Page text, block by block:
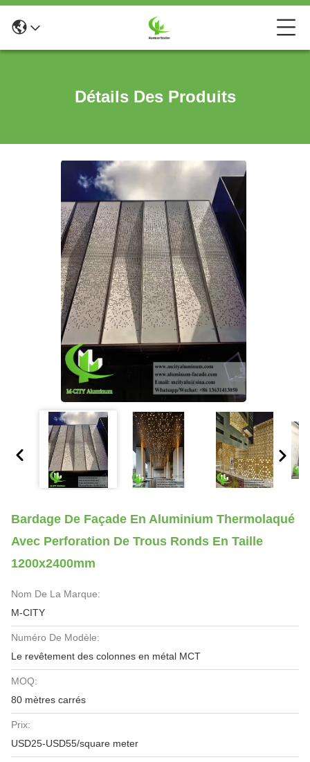
Détails Des Produits
Bardage De Façade En Aluminium Thermolaqué
Avec Perforation De Trous Ronds En Taille
1200x2400mm
Nom De La Marque:
M-CITY
Numéro De Modèle:
Le revêtement des colonnes en métal MCT
MOQ:
80 mètres carrés
Prix:
USD25-USD55/square meter